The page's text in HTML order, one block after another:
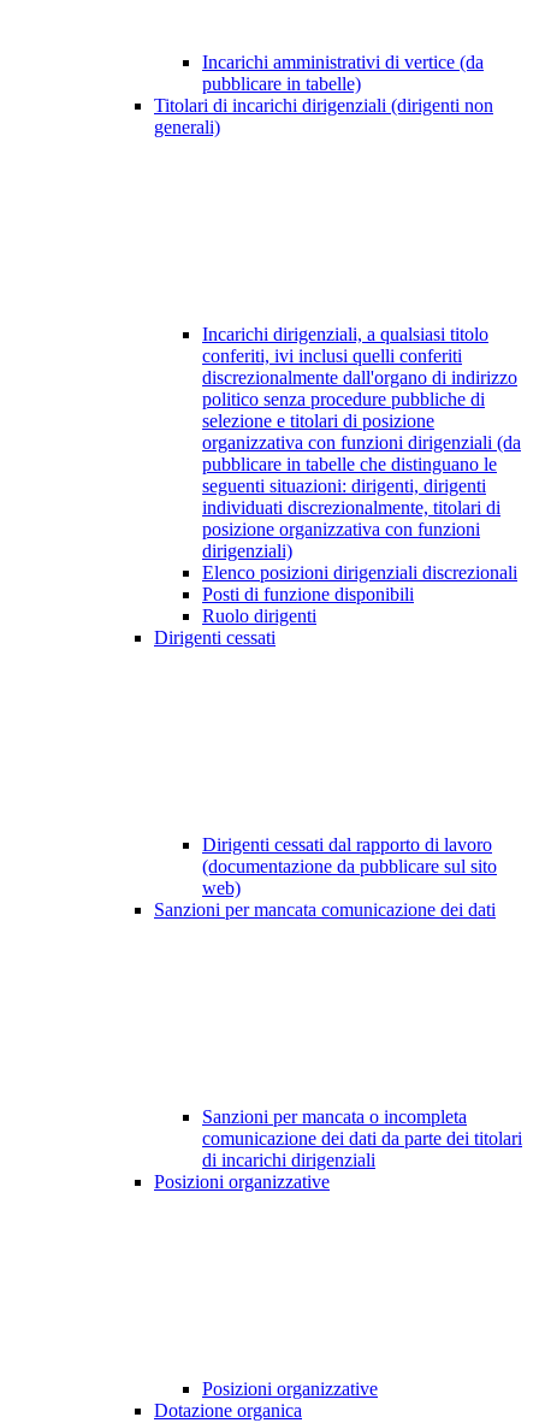
Incarichi amministrativi di vertice (da
pubblicare in tabelle)
Titolari di incarichi dirigenziali (dirigenti non
generali)
Incarichi dirigenziali, a qualsiasi titolo
conferiti, ivi inclusi quelli conferiti
discrezionalmente dall'organo di indirizzo
politico senza procedure pubbliche di
selezione e titolari di posizione
organizzativa con funzioni dirigenziali (da
pubblicare in tabelle che distinguano le
seguenti situazioni: dirigenti, dirigenti
individuati discrezionalmente, titolari di
posizione organizzativa con funzioni
dirigenziali)
Elenco posizioni dirigenziali discrezionali
Posti di funzione disponibili
Ruolo dirigenti
Dirigenti cessati
Dirigenti cessati dal rapporto di lavoro
(documentazione da pubblicare sul sito
web)
Sanzioni per mancata comunicazione dei dati
Sanzioni per mancata o incompleta
comunicazione dei dati da parte dei titolari
di incarichi dirigenziali
Posizioni organizzative
Posizioni organizzative
Dotazione organica